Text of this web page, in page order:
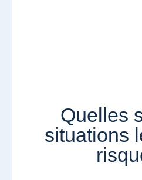
Quelles
situations